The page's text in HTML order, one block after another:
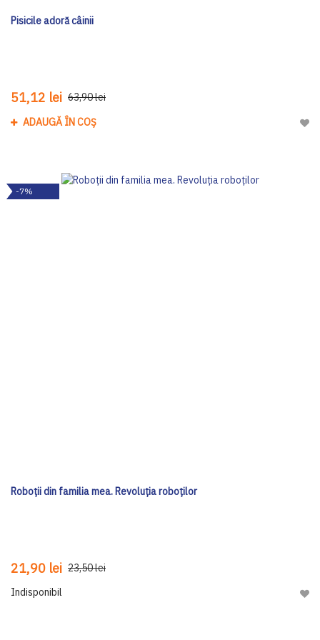
Pisicile adoră câinii
51,12 lei 63,90 lei
ADAUGĂ ÎN COȘ
-7%
Roboții din familia mea. Revoluția roboților
21,90 lei 23,50 lei
Indisponibil